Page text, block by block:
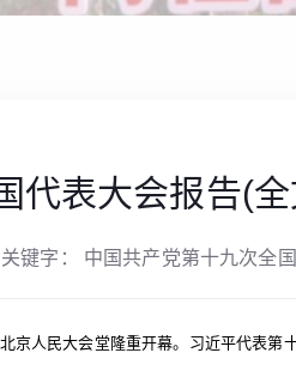
代表大会报告(
键字： 中国共产党第十九次全
京人民大会堂隆重开幕。习近平代表第